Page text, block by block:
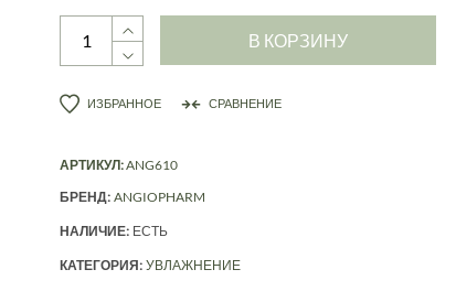
В КОРЗИНУ
ИЗБРАННОЕ СРАВНЕНИЕ
АРТИКУЛ:ANG610
БРЕНД: ANGIOPHARM
НАЛИЧИЕ: ЕСТЬ
КАТЕГОРИЯ: УВЛАЖНЕНИЕ